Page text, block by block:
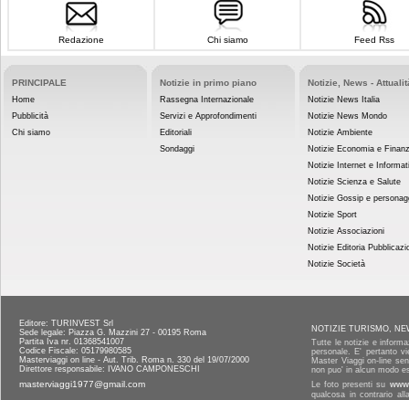
Redazione Chi siamo Feed Rss
PRINCIPALE
Home
Pubblicità
Chi siamo
Notizie in primo piano
Rassegna Internazionale
Servizi e Approfondimenti
Editoriali
Sondaggi
Notizie, News -
Notizie News Italia
Notizie News Mondo
Notizie Ambiente
Notizie Economia e
Notizie Internet e
Notizie Scienza e Salute
Notizie Gossip e
Notizie Sport
Notizie Associazioni
Notizie Editoria
Notizie Società
Editore: TURINVEST Srl
Sede legale: Piazza G. Mazzini 27 - 00195 Roma
Partita Iva nr. 01368541007
Codice Fiscale: 05179980585
Masterviaggi on line - Aut. Trib. Roma n. 330 del 19/07/2000
Direttore responsabile: IVANO CAMPONESCHI
masterviaggi1977@gmail.com
NOTIZIE TURISMO,
Tutte le notizie e
personale. E' pertanto
Master Viaggi on-line
non puo' in alcun modo
Le foto presenti su
qualcosa in contrario